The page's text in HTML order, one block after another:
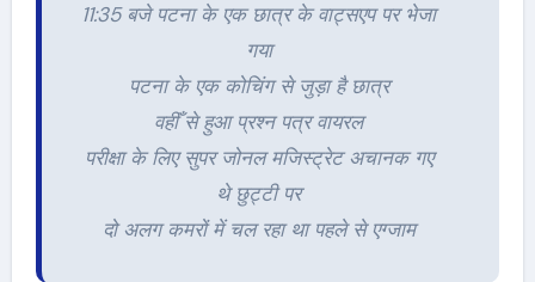
11:35 बजे पटना के एक छात्र के वाट्सएप पर भेजा
गया
पटना के एक कोचिंग से जुड़ा है छात्र
वहीँ से हुआ प्रश्न पत्र वायरल
परीक्षा के लिए सुपर जोनल मजिस्ट्रेट अचानक गए
थे छुट्टी पर
दो अलग कमरों में चल रहा था पहले से एग्जाम